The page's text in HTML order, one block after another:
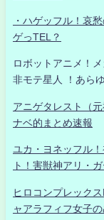
・ハゲッフル！哀
ゲっTEL？
ロボットアニメ！
非モテ星人 ！あら
アニゲタレスト（
ナベ的まとめ速報
ユカ・ヨネッフル
ト！害獣神アリ・
ヒロコンプレック
ャアラフィフ女子